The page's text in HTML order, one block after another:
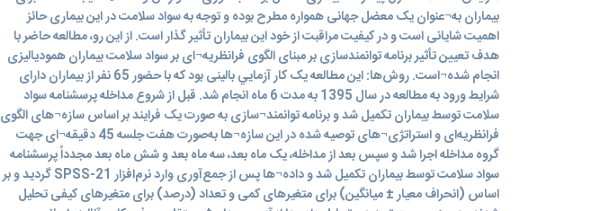
بیماران به¬عنوان یک معضل جهانی همواره مطرح بوده و توجه به سواد سلامت در این بیماری حائز
اهمیت شایانی است و در کیفیت مراقبت از خود این بیماران تأثیر گذار است. از این رو، مطالعه حاضر با
هدف تعیین تأثیر برنامه توانمندسازی بر مبنای الگوی فرانظریه¬ای بر سواد سلامت بیماران همودیالیزی
انجام شده¬است. روش‌ها: اين مطالعه یک كار آزمايي بالينی بود که با حضور 65 نفر از بيماران دارای
شرايط ورود به مطالعه در سال 1395 به مدت 6 ماه انجام شد. قبل از شروع مداخله پرسشنامه سواد
سلامت توسط بیماران تکمیل شد و برنامه توانمند¬سازی به صورت یک فرایند بر اساس سازه¬های الگوی
فرانظریه‌ای و استراتژی¬های توصیه شده در این سازه¬ها به‌صورت هفت جلسه 45 دقیقه¬ای جهت
گروه مداخله اجرا شد و سپس بعد از مداخله، یک ماه بعد، سه ماه بعد و شش ماه بعد مجدداً پرسشنامه
سواد سلامت توسط بیماران تکمیل شد و داده¬ها پس از جمع‌آوری وارد نرم‌افزار SPSS-21 گردید و بر
اساس (انحراف معیار ± میانگین) برای متغیرهای کمی و تعداد (درصد) برای متغیرهای کیفی تحلیل